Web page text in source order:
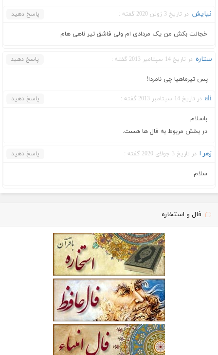
نیایش در تاریخ 3 ژوئن 2020 گفته : پاسخ دهید
خجالت بکش من یک مردادی ام ولی فاشق تیر ناهی هام
ستاره در تاریخ 14 سپتامبر 2013 گفته : پاسخ دهید
پس تیرماهیا چی نامردا!
ali در تاریخ 14 سپتامبر 2013 گفته : پاسخ دهید
باسلام
در بخش مربوط به فال ها هست.
زهر ا در تاریخ 3 جولای 2020 گفته : پاسخ دهید
سلام
فال و استخاره